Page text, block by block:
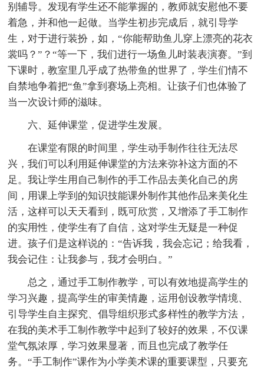
别辅导。发现有学生还不能掌握的，教师就安慰他不要
着急，并和他一起做。当学生初步完成后，就引导学
生，对于进行装扮，如，“你能帮助鱼儿穿上漂亮的花衣
裳吗？”？“等一下，我们进行一场鱼儿时装表演赛。”到
下课时，教室里几乎成了热带鱼的世界了，学生们情不
自禁地争着把“鱼”拿到赛场上亮相。让孩子们也体验了
当一次设计师的滋味。
六、延伸课堂，促进学生发展。
在课堂有限的时间里，学生动手制作往往无法尽
兴，我们可以利用延伸课堂的方法来弥补这方面的不
足。我让学生用自己制作的手工作品去美化自己的房
间，用课上学到的知识技能课外制作其他作品来美化生
活，这样可以天天看到，既可欣赏，又增添了手工制作
的实用性，使学生有了自信，这对学生无疑是一种促
进。孩子们是这样说的：“告诉我，我会忘记；给我看，
我会记住：让我参与，我才会明白。”
总之，通过手工制作教学，可以有效地提高学生的
学习兴趣，提高学生的审美情趣，运用创设教学情境、
引导学生自主探究、倡导组织形式多样性的教学方法，
在我的美术手工制作教学中起到了较好的效果，不仅课
堂气氛浓厚，学习效果显著，而且也完成了教学任
务。“手工制作”课作为小学美术课的重要课型，只要充